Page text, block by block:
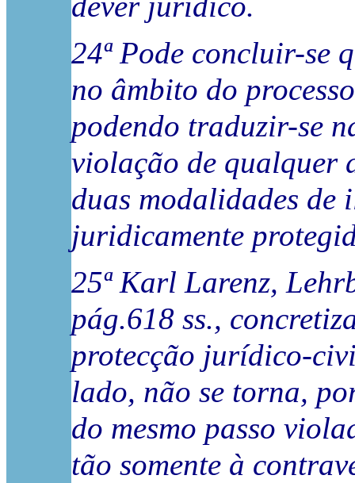
24ª Pode concluir-se
no âmbito do
podendo traduzir-se
violação de qualquer
duas modalidades de
juridicamente
25ª Karl Larenz,
pág.618 ss.,
protecção jurídico-
lado, não se torna,
do mesmo passo
tão somente à